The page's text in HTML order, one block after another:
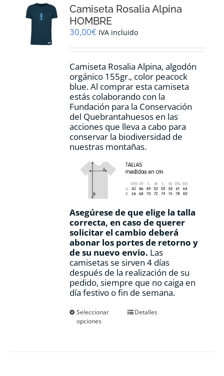
se
elegir
en
la
de
producto
Camiseta Rosalia Alpina
HOMBRE
30,00€ IVA incluido
Camiseta Rosalia Alpina, algodón
orgánico 155gr., color peacock
blue. Al comprar esta camiseta
estás colaborando con la
Fundación para la Conservación
del Quebrantahuesos en las
acciones que lleva a cabo para
conservar la biodiversidad de
nuestras montañas.
Asegúrese de que elige la talla
correcta, en caso de querer
solicitar el cambio deberá
abonar los portes de retorno y
de su nuevo envio. Las
camisetas se sirven 4 días
después de la realización de su
pedido, siempre que no caiga en
día festivo o fin de semana.
Seleccionar
opciones
EsteDetalles